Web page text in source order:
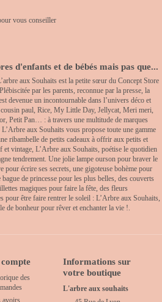
vous conseiller
d'enfants et de bébés mais pas que...
aux Souhaits est la petite sœur du Concept Store
par les parents, reconnue par la presse, la
devenue un incontournable dans l’univers déco et
paul, Rice, My Little Day, Jellycat, Meri meri,
Petit Pan… : à travers une multitude de marques
aux Souhaits vous propose toute une gamme
ribambelle de petits cadeaux à offrir aux petits et
et vintage, L’Arbre aux Souhaits, poétise le quotidien
tendrement. Une jolie lampe ourson pour braver le
pour écrire ses secrets, une gigoteuse bohème pour
de princesse pour les plus belles, des couverts
magiques pour faire la fête, des fleurs
pour être faire rentrer le soleil : L’Arbre aux Souhaits,
de bonheur pour rêver et enchanter la vie !.
des
avoirs
Informations sur
votre boutique
L'arbre aux souhaits